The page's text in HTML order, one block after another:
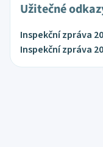
Užitečné
Inspekční zpráva
Inspekční zpráva